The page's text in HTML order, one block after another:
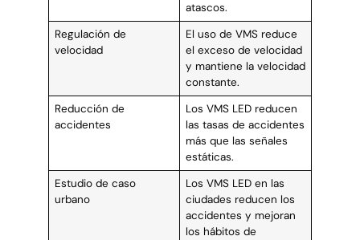
atascos.
Regulación de
velocidad
El uso de VMS reduce
el exceso de velocidad
y mantiene la velocidad
constante.
Reducción de
accidentes
Los VMS LED reducen
las tasas de accidentes
más que las señales
estáticas.
Estudio de caso
urbano
Los VMS LED en las
ciudades reducen los
accidentes y mejoran
los hábitos de